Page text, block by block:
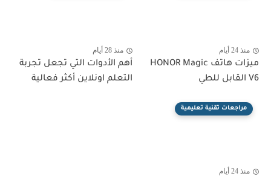
منذ 24 أيام
ميزات هاتف HONOR Magic
V6 القابل للطي
منذ 28 أيام
أهم الأدوات التي تجعل تجربة
التعلم اونلاين أكثر فعالية
مراجعات تقنية تعليمية
منذ 24 أيام